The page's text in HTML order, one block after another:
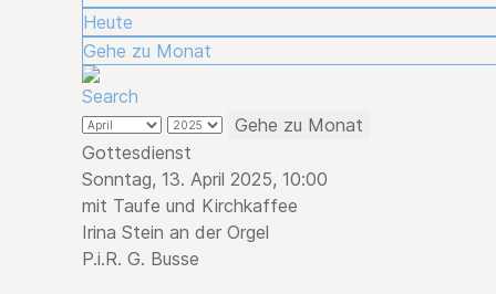
Heute
Gehe zu Monat
Gehe zu Monat
Gottesdienst
Sonntag, 13. April 2025, 10:00
mit Taufe und Kirchkaffee
Irina Stein an der Orgel
P.i.R. G. Busse